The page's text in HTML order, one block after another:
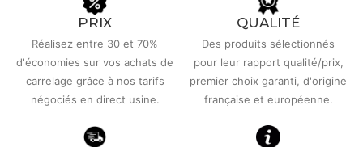
PRIX
Réalisez entre 30 et 70%
d'économies sur vos achats de
carrelage grâce à nos tarifs
négociés en direct usine.
QUALITÉ
Des produits sélectionnés
pour leur rapport qualité/prix,
premier choix garanti, d'origine
française et européenne.